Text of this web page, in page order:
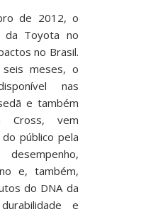
de 2012, o
da Toyota no
no Brasil.
meses, o
nas
e também
Cross, vem
público pela
e, também,
do DNA da
e